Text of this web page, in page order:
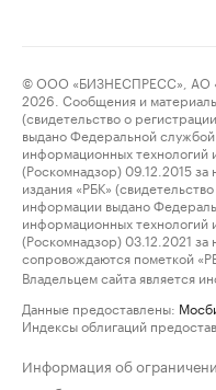
© ООО «БИЗНЕСПРЕСС», АО
2026. Сообщения и
(свидетельство о
выдано Федеральной
информационных технологий
(Роскомнадзор) 09.12.2015
издания «РБК»
информации выдано
информационных технологий
(Роскомнадзор) 03.12.2021
сопровождаются пометкой
Владельцем сайта является
Данные предоставлены:
Индексы облигаций
Информация об